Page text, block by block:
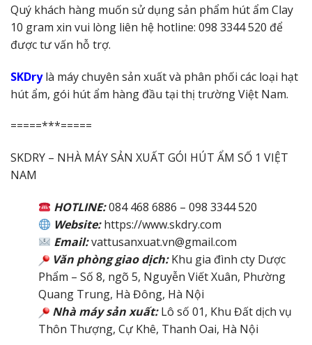
Quý khách hàng muốn sử dụng sản phẩm hút ẩm Clay
10 gram xin vui lòng liên hệ hotline: 098 3344 520 để
được tư vấn hỗ trợ.
SKDrylà máy chuyên sản xuất và phân phối các loại hạt
hút ẩm, gói hút ẩm hàng đầu tại thị trường Việt Nam.
=====***=====
SKDRY – NHÀ MÁY SẢN XUẤT GÓI HÚT ẨM SỐ 1 VIỆT
NAM
HOTLINE:084 468 6886 – 098 3344 520
Website:https://www.skdry.com
Email:vattusanxuat.vn@gmail.com
Văn phòng giao dịch:Khu gia đình cty Dược
Phẩm – Số 8, ngõ 5, Nguyễn Viết Xuân, Phường
Quang Trung, Hà Đông, Hà Nội
Nhà máy sản xuất:Lô số 01, Khu Đất dịch vụ
Thôn Thượng, Cự Khê, Thanh Oai, Hà Nội